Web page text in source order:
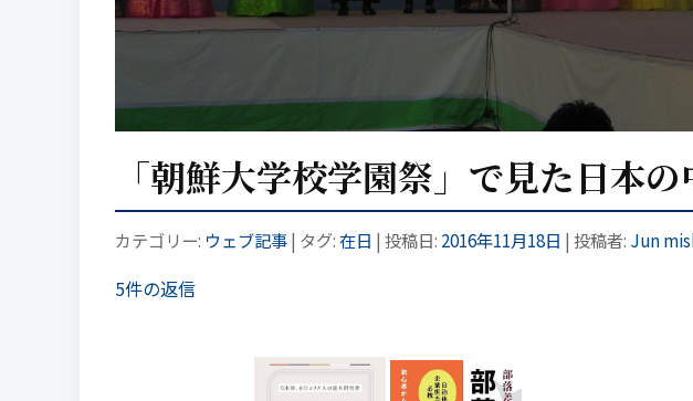
「朝鮮大学校学園祭」で見た日本
カテゴリー: ウェブ記事| タグ:在日 | 投稿日: 2016年11月18日 | 投稿者: Jun
5件の返信